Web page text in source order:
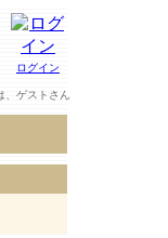
ログイン
ゲスト さん